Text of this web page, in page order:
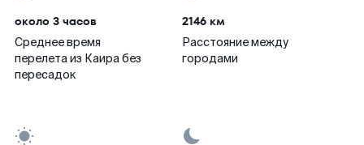
около 3 часов
Среднее время
перелета из Каира без
пересадок
2146 км
Расстояние между
городами